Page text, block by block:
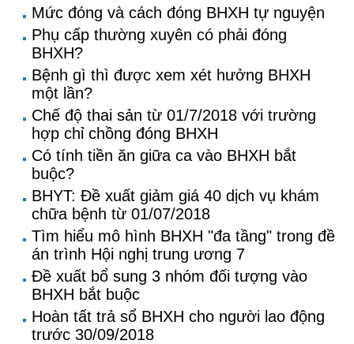
Mức đóng và cách đóng BHXH tự nguyện
Phụ cấp thường xuyên có phải đóng
BHXH?
Bệnh gì thì được xem xét hưởng BHXH
một lần?
Chế độ thai sản từ 01/7/2018 với trường
hợp chỉ chồng đóng BHXH
Có tính tiền ăn giữa ca vào BHXH bắt
buộc?
BHYT: Đề xuất giảm giá 40 dịch vụ khám
chữa bệnh từ 01/07/2018
Tìm hiểu mô hình BHXH "đa tầng" trong đề
án trình Hội nghị trung ương 7
Đề xuất bổ sung 3 nhóm đối tượng vào
BHXH bắt buộc
Hoàn tất trả sổ BHXH cho người lao động
trước 30/09/2018